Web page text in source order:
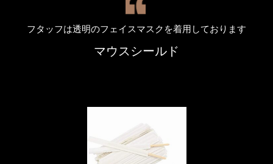
マウスシールド
フタッフは透明のフェイスマスクを着用しております